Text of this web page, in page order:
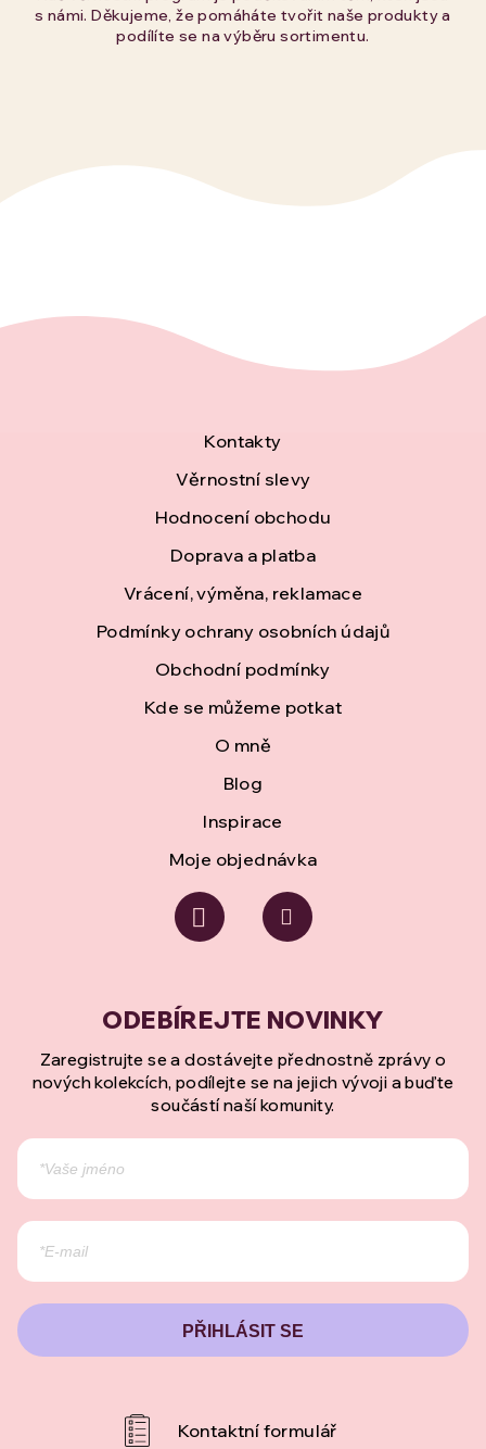
s námi. Děkujeme, že pomáháte tvořit naše produkty a
podílíte se na výběru sortimentu.
Kontakty
Věrnostní slevy
Hodnocení obchodu
Doprava a platba
Vrácení, výměna, reklamace
Podmínky ochrany osobních údajů
Obchodní podmínky
Kde se můžeme potkat
O mně
Blog
Inspirace
Moje objednávka
Zaregistrujte se a dostávejte přednostně zprávy o
nových kolekcích, podílejte se na jejich vývoji a buďte
součástí naší komunity.
PŘIHLÁSIT SE